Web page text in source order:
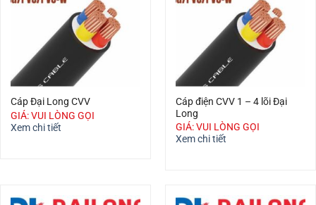
Cáp Đại Long CVV
GIÁ: VUI LÒNG GỌI
Xem chi tiết
Cáp điện CVV 1 – 4 lõi Đại
Long
GIÁ: VUI LÒNG GỌI
Xem chi tiết